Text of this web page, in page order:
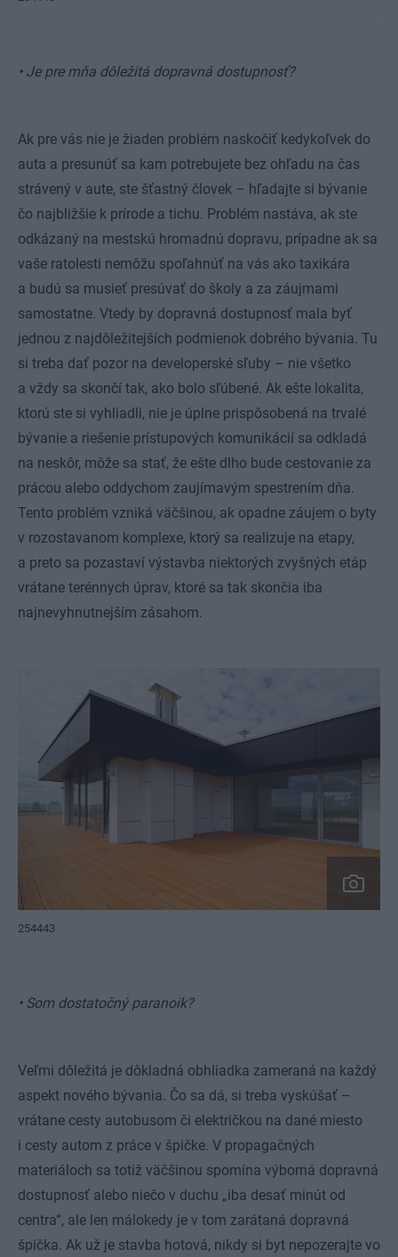
• Je pre mňa dôležitá dopravná dostupnosť?
Ak pre vás nie je žiaden problém naskočiť kedykoľvek do
auta a presunúť sa kam potrebujete bez ohľadu na čas
strávený v aute, ste šťastný človek – hľadajte si bývanie
čo najbližšie k prírode a tichu. Problém nastáva, ak ste
odkázaný na mestskú hromadnú dopravu, prípadne ak sa
vaše ratolesti nemôžu spoľahnúť na vás ako taxikára
a budú sa musieť presúvať do školy a za záujmami
samostatne. Vtedy by dopravná dostupnosť mala byť
jednou z najdôležitejších podmienok dobrého bývania. Tu
si treba dať pozor na developerské sľuby – nie všetko
a vždy sa skončí tak, ako bolo sľúbené. Ak ešte lokalita,
ktorú ste si vyhliadli, nie je úplne prispôsobená na trvalé
bývanie a riešenie prístupových komunikácií sa odkladá
na neskôr, môže sa stať, že ešte dlho bude cestovanie za
prácou alebo oddychom zaujímavým spestrením dňa.
Tento problém vzniká väčšinou, ak opadne záujem o byty
v rozostavanom komplexe, ktorý sa realizuje na etapy,
a preto sa pozastaví výstavba niektorých zvyšných etáp
vrátane terénnych úprav, ktoré sa tak skončia iba
najnevyhnutnejším zásahom.
254443
• Som dostatočný paranoik?
Veľmi dôležitá je dôkladná obhliadka zameraná na každý
aspekt nového bývania. Čo sa dá, si treba vyskúšať –
vrátane cesty autobusom či električkou na dané miesto
i cesty autom z práce v špičke. V propagačných
materiáloch sa totiž väčšinou spomína výborná dopravná
dostupnosť alebo niečo v duchu „iba desať minút od
centra“, ale len málokedy je v tom zarátaná dopravná
špička. Ak už je stavba hotová, nikdy si byt nepozerajte vo